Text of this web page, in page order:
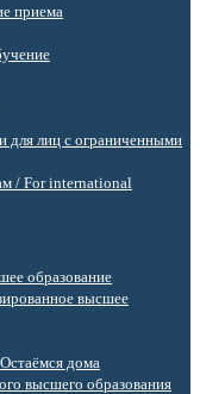
приема
для лиц с ограниченными
/ For international
образование
высшее
дома
высшего образования